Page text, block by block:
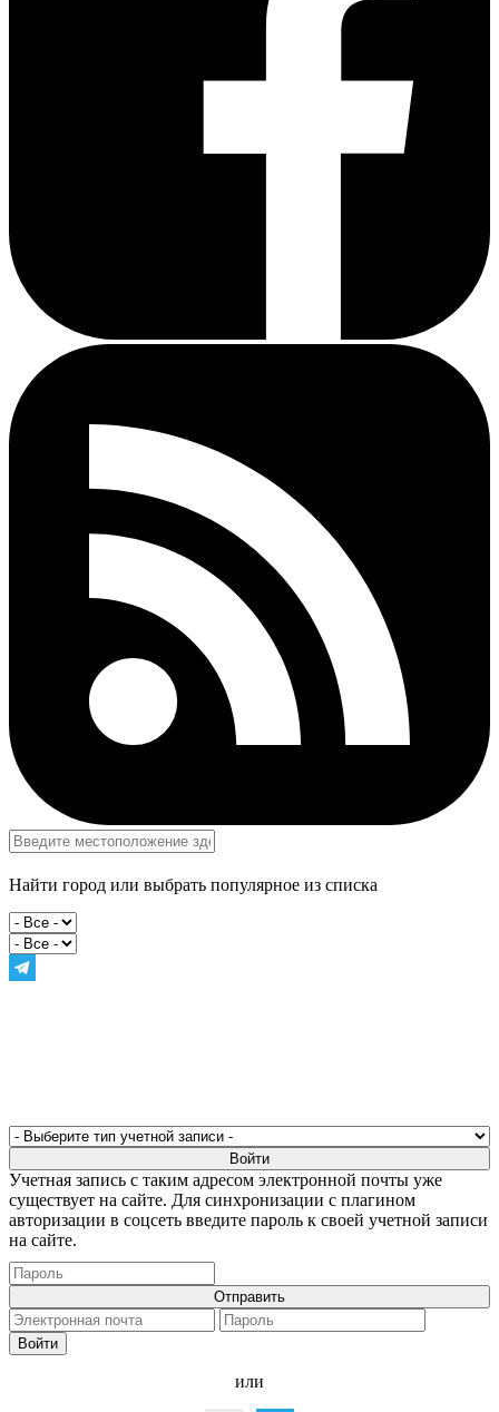
Найти город или выбрать популярное из списка
Учетная запись с таким адресом электронной почты уже
существует на сайте. Для синхронизации с плагином
авторизации в соцсеть введите пароль к своей учетной записи
на сайте.
или